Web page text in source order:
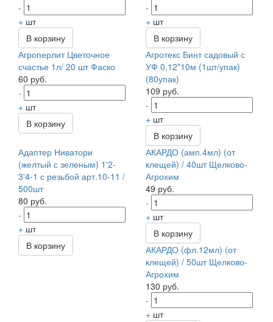
-
+ шт
В корзину
-
+ шт
В корзину
Агроперлит Цветочное
счастье 1л/ 20 шт Фаско
60 руб.
-
+ шт
В корзину
Агротекс Бинт садовый с
УФ 0,12*10м (1шт/упак)
(80упак)
109 руб.
-
+ шт
В корзину
Адаптер Ниватори
(желтый с зеленым) 1'2-
3'4-1 с резьбой арт.10-11 /
500шт
80 руб.
-
+ шт
В корзину
АКАРДО (амп.4мл) (от
клещей) / 40шт Щелково-
Агрохим
49 руб.
-
+ шт
В корзину
АКАРДО (фл.12мл) (от
клещей) / 50шт Щелково-
Агрохим
130 руб.
-
+ шт